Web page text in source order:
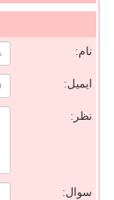
نام:
ایمیل:
نظر:
سوال: